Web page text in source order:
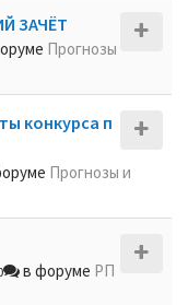
ЗАЧЁТ
Прогнозы
конкурса п
Прогнозы и
в форуме РП